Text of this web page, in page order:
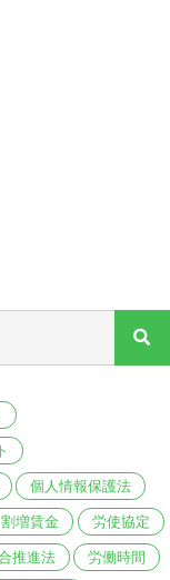
個人情報保護法
割増賃金 労使協定
推進法 労働時間